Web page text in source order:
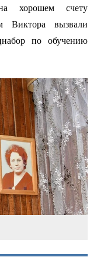
хорошем счету
Виктора вызвали
по обучению